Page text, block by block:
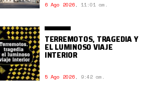
6 Ago 2026, 11:01 am.
TERREMOTOS, TRAGEDIA Y
EL LUMINOSO VIAJE
INTERIOR
5 Ago 2026, 9:42 am.